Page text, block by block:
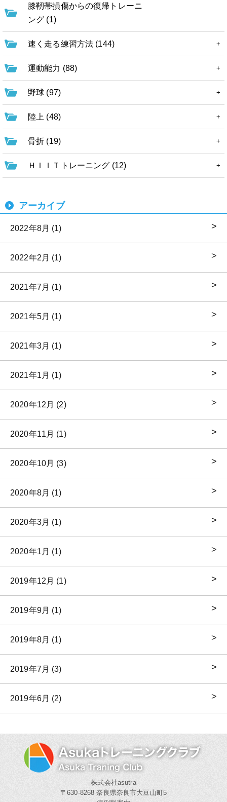
膝靭帯損傷からの復帰トレーニ
ング (1)
速く走る練習方法 (144)
運動能力 (88)
野球 (97)
陸上 (48)
骨折 (19)
ＨＩＩＴトレーニング (12)
アーカイブ
2022年8月 (1)
2022年2月 (1)
2021年7月 (1)
2021年5月 (1)
2021年3月 (1)
2021年1月 (1)
2020年12月 (2)
2020年11月 (1)
2020年10月 (3)
2020年8月 (1)
2020年3月 (1)
2020年1月 (1)
2019年12月 (1)
2019年9月 (1)
2019年8月 (1)
2019年7月 (3)
2019年6月 (2)
株式会社asutra
〒630-8268 奈良県奈良市大豆山町5